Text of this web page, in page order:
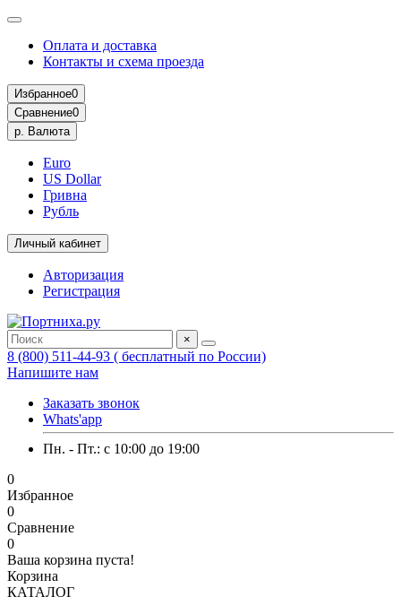
Оплата и доставка
Контакты и схема проезда
Избранное0
Сравнение0
р. Валюта
Euro
US Dollar
Гривна
Рубль
Личный кабинет
Авторизация
Регистрация
×
8 (800) 511-44-93 ( бесплатный по России)
Напишите нам
Заказать звонок
Whats'app
Пн. - Пт.: c 10:00 до 19:00
0
Избранное
0
Сравнение
0
Ваша корзина пуста!
Корзина
КАТАЛОГ